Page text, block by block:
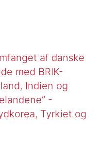
af danske
med BRIK-
Indien og
-
Tyrkiet og